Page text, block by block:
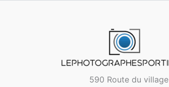
590 Route du village